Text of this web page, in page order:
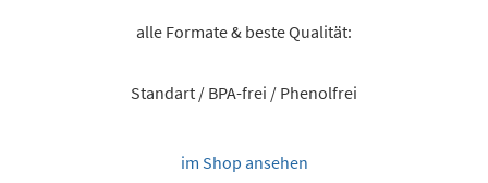
alle Formate & beste Qualität:
Standart / BPA-frei / Phenolfrei
im Shop ansehen